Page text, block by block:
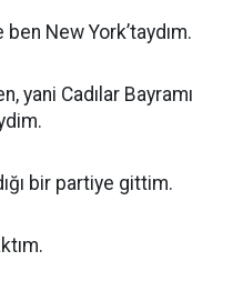
New York’taydım.
yani Cadılar Bayramı
bir partiye gittim.